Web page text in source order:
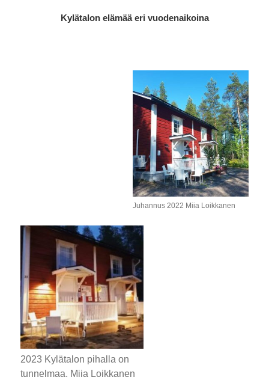
Kylätalon elämää eri vuodenaikoina
Juhannus 2022 Miia Loikkanen
2023 Kylätalon pihalla on
tunnelmaa. Miia Loikkanen